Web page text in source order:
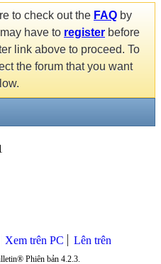
to check out the FAQ by
have to register before
link above to proceed. To
the forum that you want
Xem trên PC Lên trên
Phiên bản 4.2.3.